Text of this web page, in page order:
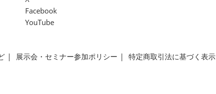
Facebook
YouTube
展示会・セミナー参加ポリシー
特定商取引法に基づく表示